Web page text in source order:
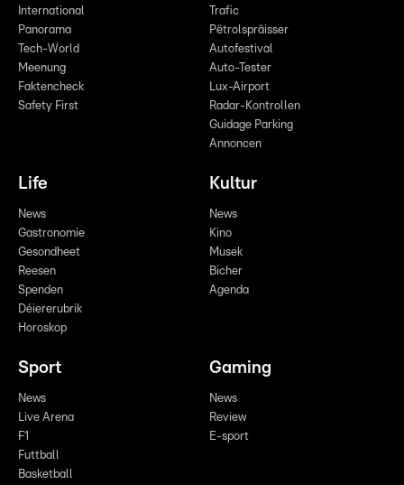
International
Panorama
Tech-World
Meenung
Faktencheck
Safety First
Trafic
Pëtrolspräisser
Autofestival
Auto-Tester
Lux-Airport
Radar-Kontrollen
Guidage Parking
Annoncen
Life
News
Gastronomie
Gesondheet
Reesen
Spenden
Déiererubrik
Horoskop
Kultur
News
Kino
Musek
Bicher
Agenda
Sport
News
Live Arena
F1
Futtball
Basketball
Gaming
News
Review
E-sport